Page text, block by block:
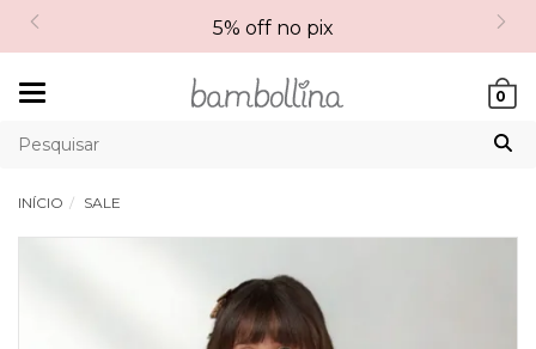
5% off no pix
0
INÍCIO SALE